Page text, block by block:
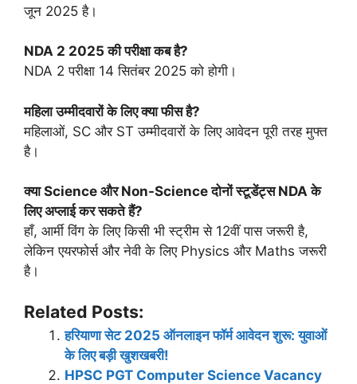
जून 2025 है।
NDA 2 2025 की परीक्षा कब है?
NDA 2 परीक्षा 14 सितंबर 2025 को होगी।
महिला उम्मीदवारों के लिए क्या फीस है?
महिलाओं, SC और ST उम्मीदवारों के लिए आवेदन पूरी तरह मुफ्त
है।
क्या Science और Non-Science दोनों स्टूडेंट्स NDA के
लिए अप्लाई कर सकते हैं?
हाँ, आर्मी विंग के लिए किसी भी स्ट्रीम से 12वीं पास जरूरी है,
लेकिन एयरफोर्स और नेवी के लिए Physics और Maths जरूरी
है।
Related Posts:
हरियाणा सेट 2025 ऑनलाइन फॉर्म आवेदन शुरू: युवाओं
के लिए बड़ी खुशखबरी!
HPSC PGT Computer Science Vacancy